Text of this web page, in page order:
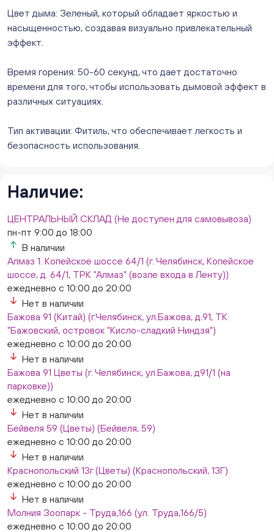
ежедневно с 10:00 до 20:00
Слон. Миасс, Автозаводцев (ТК Слон, г. Миасс)
Нет в наличии
5/3)
ежедневно с 10:00 до 20:00
Нет в наличии
Цвет дыма: Зеленый, который обладает яркостью и
насыщенностью, создавая визуально привлекательный
эффект.
Время горения: 50-60 секунд, что дает достаточно
времени для того, чтобы использовать дымовой эффект в
различных ситуациях.
Тип активации: Фитиль, что обеспечивает легкость и
безопасность использования.
Наличие:
ЦЕНТРАЛЬНЫЙ СКЛАД (Не доступен для самовывоза)
пн-пт 9:00 до 18:00
В наличии
Алмаз 1. Копейское шоссе 64/1 (г. Челябинск, Копейское
шоссе, д. 64/1, ТРК "Алмаз" (возле входа в Ленту))
ежедневно с 10:00 до 20:00
Нет в наличии
Бажова 91 (Китай) (г.Челябинск, ул.Бажова, д.91, ТК
"Бажовский, островок "Кисло-сладкий Ниндзя")
ежедневно с 10:00 до 20:00
Нет в наличии
Бажова 91 Цветы (г. Челябинск, ул.Бажова, д91/1 (на
парковке))
ежедневно с 10:00 до 20:00
Нет в наличии
Бейвеля 59 (Цветы) (Бейвеля, 59)
ежедневно с 10:00 до 20:00
Нет в наличии
Краснопольский 13г (Цветы) (Краснопольский, 13Г)
ежедневно с 10:00 до 20:00
Нет в наличии
Молния Зоопарк - Труда,166 (ул. Труда,166/5)
ежедневно с 10:00 до 20:00